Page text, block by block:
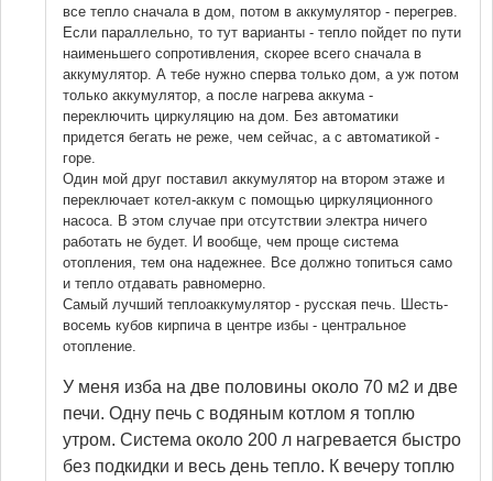
все тепло сначала в дом, потом в аккумулятор - перегрев.
Если параллельно, то тут варианты - тепло пойдет по пути
наименьшего сопротивления, скорее всего сначала в
аккумулятор. А тебе нужно сперва только дом, а уж потом
только аккумулятор, а после нагрева аккума -
переключить циркуляцию на дом. Без автоматики
придется бегать не реже, чем сейчас, а с автоматикой -
горе.
Один мой друг поставил аккумулятор на втором этаже и
переключает котел-аккум с помощью циркуляционного
насоса. В этом случае при отсутствии электра ничего
работать не будет. И вообще, чем проще система
отопления, тем она надежнее. Все должно топиться само
и тепло отдавать равномерно.
Самый лучший теплоаккумулятор - русская печь. Шесть-
восемь кубов кирпича в центре избы - центральное
отопление.
У меня изба на две половины около 70 м2 и две
печи. Одну печь с водяным котлом я топлю
утром. Система около 200 л нагревается быстро
без подкидки и весь день тепло. К вечеру топлю